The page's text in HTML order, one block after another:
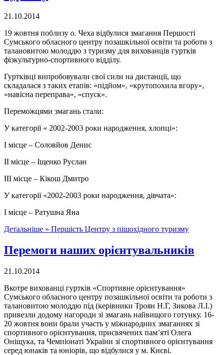
21.10.2014
19 жовтня поблизу о. Чеха відбулися змагання Першості
Сумського обласного центру позашкільної освіти та роботи з
талановитою молоддю з туризму для вихованців гуртків
фізкультурно-спортивного відділу.
Гуртківці випробовували свої сили на дистанції, що
складалася з таких етапів: «підйом», «крутопохила вгору»,
«навісна переправа», «спуск».
Переможцями змагань стали:
У категорії « 2002-2003 роки народження, хлопці»:
І місце – Соловйов Денис
ІІ місце – Іщенко Руслан
ІІІ місце – Кікош Дмитро
У категорії «2002-2003 роки народження, дівчата»:
І місце – Ратушна Яна
Детальніше » Першість Центру з пішохідного туризму
Перемоги наших орієнтувальників
21.10.2014
Вкотре вихованці гуртків «Спортивне орієнтування»
Сумського обласного центру позашкільної освіти та роботи з
талановитою молоддю під (керівники Троян Н.Г, Зикова Л.І.)
привезли додому нагороди зі змагань найвищого готунку. 16-
20 жовтня вони брали участь у міжнародних змаганнях зі
спортивного орієнтування, присвячених пам’яті Олега
Оніщука, та Чемпіонаті України зі спортивного орієнтування
серед юнаків та юніорів, що відбулися у м. Києві.